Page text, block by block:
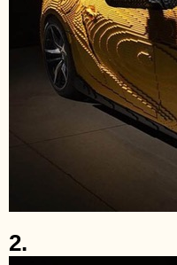
2.